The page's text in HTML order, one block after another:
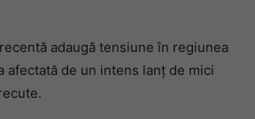
adaugă tensiune în regiunea
afectată de un intens lanț de mici